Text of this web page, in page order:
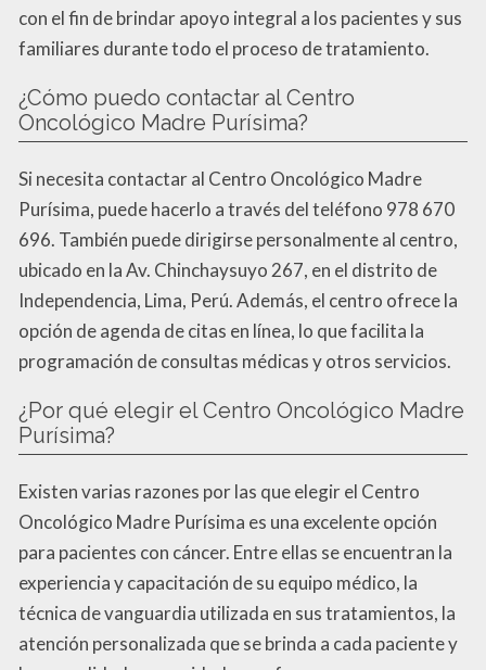
con el fin de brindar apoyo integral a los pacientes y sus
familiares durante todo el proceso de tratamiento.
¿Cómo puedo contactar al Centro
Oncológico Madre Purísima?
Si necesita contactar al Centro Oncológico Madre
Purísima, puede hacerlo a través del teléfono 978 670
696. También puede dirigirse personalmente al centro,
ubicado en la Av. Chinchaysuyo 267, en el distrito de
Independencia, Lima, Perú. Además, el centro ofrece la
opción de agenda de citas en línea, lo que facilita la
programación de consultas médicas y otros servicios.
¿Por qué elegir el Centro Oncológico Madre
Purísima?
Existen varias razones por las que elegir el Centro
Oncológico Madre Purísima es una excelente opción
para pacientes con cáncer. Entre ellas se encuentran la
experiencia y capacitación de su equipo médico, la
técnica de vanguardia utilizada en sus tratamientos, la
atención personalizada que se brinda a cada paciente y